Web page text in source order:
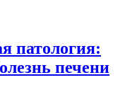
патология:
печени